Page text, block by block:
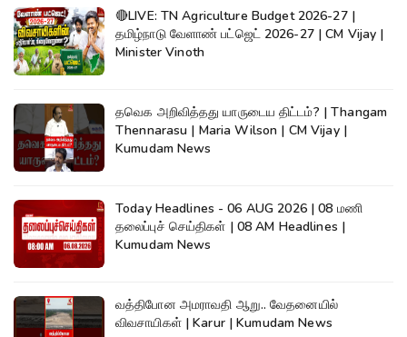
🔴LIVE: TN Agriculture Budget 2026-27 |
தமிழ்நாடு வேளாண் பட்ஜெட் 2026-27 | CM Vijay |
Minister Vinoth
தவெக அறிவித்தது யாருடைய திட்டம்? | Thangam
Thennarasu | Maria Wilson | CM Vijay |
Kumudam News
Today Headlines - 06 AUG 2026 | 08 மணி
தலைப்புச் செய்திகள் | 08 AM Headlines |
Kumudam News
வத்திபோன அமராவதி ஆறு.. வேதனையில்
விவசாயிகள் | Karur | Kumudam News